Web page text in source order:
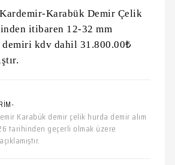
Karabük Demir Çelik
itibaren 12-32 mm
kdv dahil 31.800.00₺
Karabük demir çelik hurda demir alım
tarihinden geçerli olmak üzere